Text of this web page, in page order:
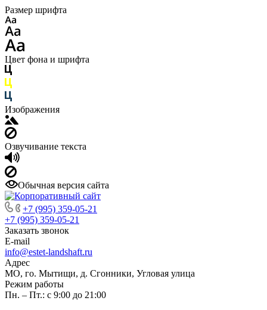
Размер шрифта
Цвет фона и шрифта
Изображения
Озвучивание текста
Обычная версия сайта
+7 (995) 359-05-21
+7 (995) 359-05-21
Заказать звонок
E-mail
info@estet-landshaft.ru
Адрес
МО, го. Мытищи, д. Сгонники, Угловая улица
Режим работы
Пн. – Пт.: с 9:00 до 21:00